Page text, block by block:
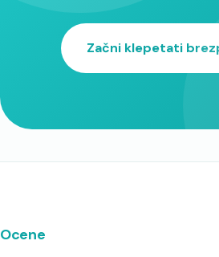
Začni klepetati
Ocene